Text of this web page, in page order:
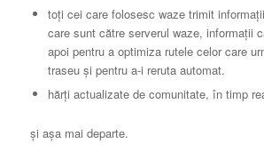
toți cei care folosesc waze trimit
care sunt către serverul waze, informații
apoi pentru a optimiza rutele celor care
traseu și pentru a-i reruta automat.
hărți actualizate de comunitate, în timp
și așa mai departe.